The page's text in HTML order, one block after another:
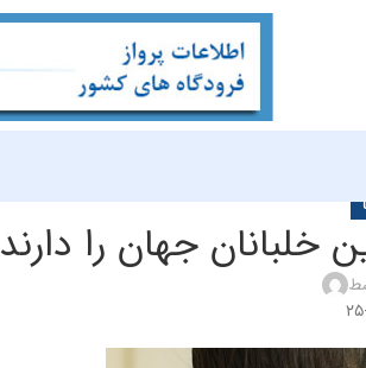
خلبانان جهان را دارند